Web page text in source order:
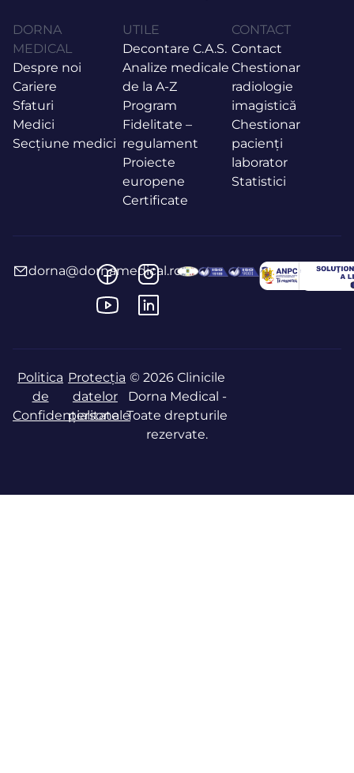
DORNA
MEDICAL
Despre noi
Cariere
Sfaturi
Medici
Secțiune medici
UTILE
Decontare C.A.S.
Analize medicale
de la A-Z
Program
Fidelitate –
regulament
Proiecte
europene
Certificate
CONTACT
Contact
Chestionar
radiologie
imagistică
Chestionar
pacienți
laborator
Statistici
dorna@dornamedical.ro
Politica
de
Confidențialitate
Protecția
datelor
personale
© 2026 Clinicile
Dorna Medical -
Toate drepturile
rezervate.